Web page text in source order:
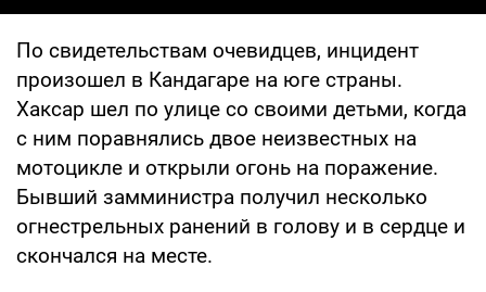
По свидетельствам очевидцев, инцидент
произошел в Кандагаре на юге страны.
Хаксар шел по улице со своими детьми, когда
с ним поравнялись двое неизвестных на
мотоцикле и открыли огонь на поражение.
Бывший замминистра получил несколько
огнестрельных ранений в голову и в сердце и
скончался на месте.